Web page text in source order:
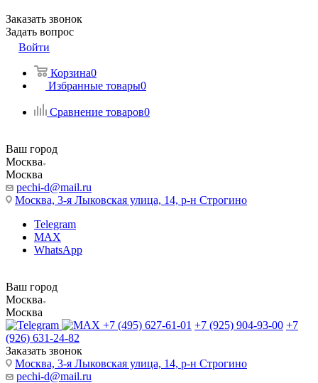
Заказать звонок
Задать вопрос
Войти
Корзина0
Избранные товары0
Сравнение товаров0
Ваш город
Москва
Москва
pechi-d@mail.ru
Москва, 3-я Лыковская улица, 14, р-н Строгино
Telegram
MAX
WhatsApp
Ваш город
Москва
Москва
+7 (495) 627-61-01 +7 (925) 904-93-00 +7
(926) 631-24-82
Заказать звонок
Москва, 3-я Лыковская улица, 14, р-н Строгино
pechi-d@mail.ru